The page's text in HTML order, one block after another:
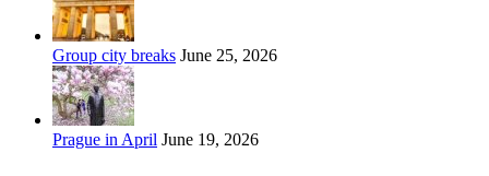
Group city breaks June 25, 2026
Prague in April June 19, 2026